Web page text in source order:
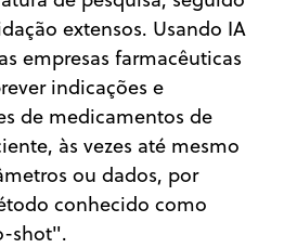
extensos. Usando IA
empresas farmacêuticas
indicações e
de medicamentos de
às vezes até mesmo
ou dados, por
conhecido como
shot".